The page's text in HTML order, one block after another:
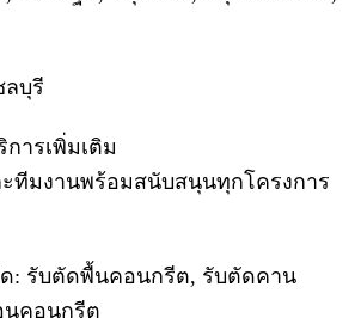
ลบุรี
การเพิ่มเติม
ะทีมงานพร้อมสนับสนุนทุกโครงการ
: รับตัดพื้นคอนกรีต, รับตัดคาน
นคอนกรีต